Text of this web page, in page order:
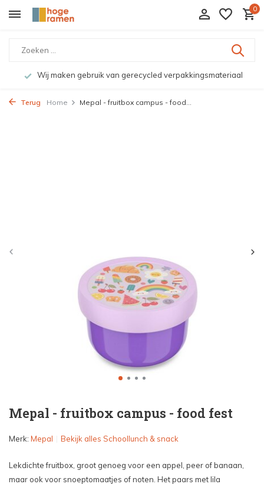
0
Wij maken gebruik van gerecycled verpakkingsmateriaal
Terug Home Mepal - fruitbox campus - food...
Mepal - fruitbox campus - food fest
Merk: Mepal Bekijk alles Schoollunch & snack
Lekdichte fruitbox, groot genoeg voor een appel, peer of banaan,
maar ook voor snoeptomaatjes of noten. Het paars met lila